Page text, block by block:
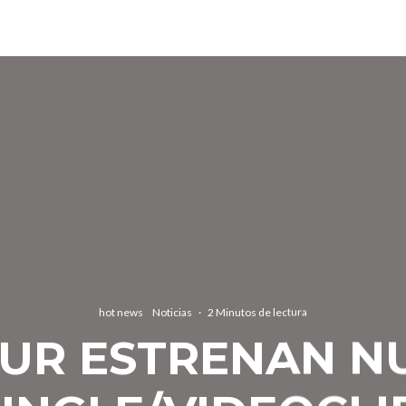
hot news Noticias · 2 Minutos de lectura
ESTRENAN